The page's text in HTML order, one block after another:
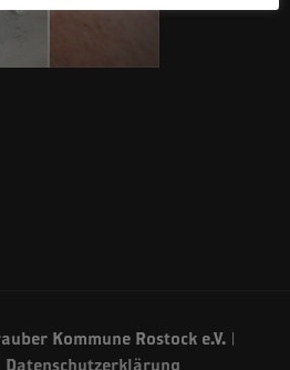
Kommune Rostock e.V. |
Datenschutzerklärung